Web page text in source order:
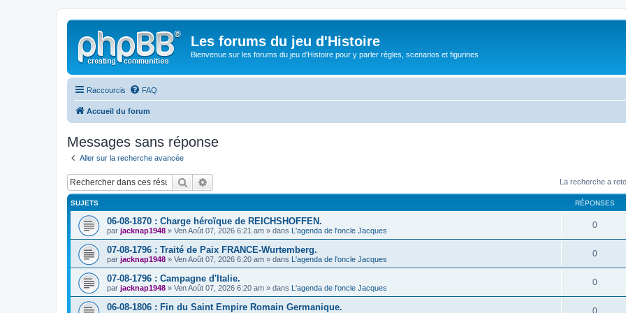
Les forums du jeu d'Histoire
Bienvenue sur les forums du jeu d'Histoire pour y parler règles, scenarios et figurines
Raccourcis FAQ
Accueil du forum
Messages sans réponse
Aller sur la recherche avancée
Rechercher La recherche a
SUJETS RÉPONSES
06-08-1870 : Charge héroïque de REICHSHOFFEN.
par jacknap1948 » Ven Août 07, 2026 6:21 am » dans L'agenda de l'oncle Jacques
0
07-08-1796 : Traité de Paix FRANCE-Wurtemberg.
par jacknap1948 » Ven Août 07, 2026 6:20 am » dans L'agenda de l'oncle Jacques
0
07-08-1796 : Campagne d'Italie.
par jacknap1948 » Ven Août 07, 2026 6:20 am » dans L'agenda de l'oncle Jacques
0
06-08-1806 : Fin du Saint Empire Romain Germanique. 0